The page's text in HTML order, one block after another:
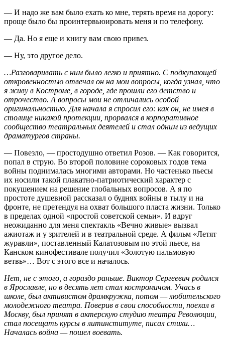
— И надо же вам было ехать ко мне, терять время на дорогу:
проще было бы проинтервьюировать меня и по телефону.
— Да. Но я еще и книгу вам свою привез.
— Ну, это другое дело.
…Разговаривать с ним было легко и приятно. С подкупающей
откровенностью отвечал он на мои вопросы, когда узнал, что
я живу в Костроме, в городе, где прошли его детство и
отрочество. А вопросы мои не отличались особой
оригинальностью. Для начала я спросил его: как он, не имея в
столице никакой протекции, прорвался в корпоративное
сообщество театральных деятелей и стал одним из ведущих
драматургов страны.
— Повезло, — простодушно ответил Розов. — Как говорится,
попал в струю. Во второй половине сороковых годов тема
войны поднималась многими авторами. Но частенько пьесы
их носили такой плакатно-патриотический характер с
покушением на решение глобальных вопросов. А я по
простоте душевной рассказал о буднях войны в тылу и на
фронте, не претендуя на охват большого пласта жизни. Только
в пределах одной «простой советской семьи». И вдруг
неожиданно для меня спектакль «Вечно живые» вызвал
ажиотаж и у зрителей и в театральной среде. А фильм «Летят
журавли», поставленный Калатозовым по этой пьесе, на
Канском кинофестивале получил «Золотую пальмовую
ветвь»… Вот с этого все и началось.
Нет, не с этого, а гораздо раньше. Виктор Сергеевич родился
в Ярославле, но в десять лет стал костромичом. Учась в
школе, был активистом драмкружка, потом — любительского
молодежного театра. Поверив в свои способности, поехал в
Москву, был принят в актерскую студию театра Революции,
стал посещать курсы в литинституте, писал стихи…
Началась война — пошел воевать.